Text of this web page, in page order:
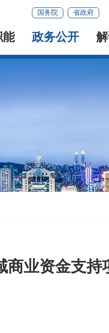
国务院 省政府
能 政务公开
商业资金支持